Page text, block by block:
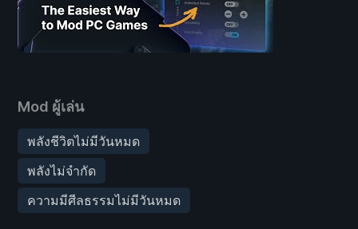
Mod ผู้เล่น
พลังชีวิตไม่มีวันหมด
พลังไม่จำกัด
ความมีศีลธรรมไม่มีวันหมด